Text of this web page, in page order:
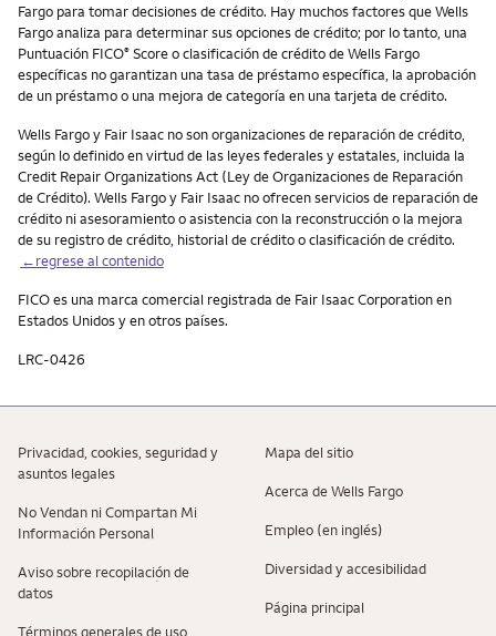
Fargo para tomar decisiones de crédito. Hay muchos factores que Wells
Fargo analiza para determinar sus opciones de crédito; por lo tanto, una
Puntuación FICO® Score o clasificación de crédito de Wells Fargo
específicas no garantizan una tasa de préstamo específica, la aprobación
de un préstamo o una mejora de categoría en una tarjeta de crédito.
Wells Fargo y Fair Isaac no son organizaciones de reparación de crédito,
según lo definido en virtud de las leyes federales y estatales, incluida la
Credit Repair Organizations Act (Ley de Organizaciones de Reparación
de Crédito). Wells Fargo y Fair Isaac no ofrecen servicios de reparación de
crédito ni asesoramiento o asistencia con la reconstrucción o la mejora
de su registro de crédito, historial de crédito o clasificación de crédito.
←regrese al contenido
FICO es una marca comercial registrada de Fair Isaac Corporation en
Estados Unidos y en otros países.
LRC-0426
Privacidad, cookies, seguridad y
asuntos legales
No Vendan ni Compartan Mi
Información Personal
Aviso sobre recopilaciؚón de
datos
Términos generales de uso
Mapa del sitio
Acerca de Wells Fargo
Empleo (en inglés)
Diversidad y accesibilidad
Página principal